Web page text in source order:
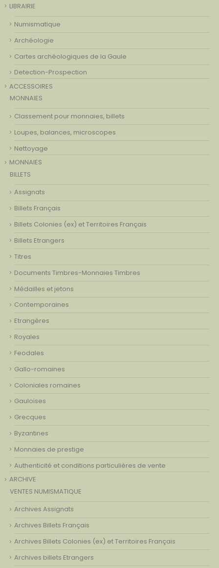
LIBRAIRIE
Numismatique
Archéologie
Cartes archéologiques de la Gaule
Detection-Prospection
ACCESSOIRES
MONNAIES
Classement pour monnaies, billets
Loupes, balances, microscopes
Nettoyage
MONNAIES
BILLETS
Assignats
Billets Français
Billets Colonies (ex) et Territoires Français
Billets Etrangers
Titres
Documents Timbres-Monnaies Timbres
Médailles et jetons
Contemporaines
Etrangères
Royales
Feodales
Gallo-romaines
Coloniales romaines
Gauloises
Grecques
Byzantines
Monnaies de prestige
Authenticité et conditions particulières de vente
ARCHIVE
VENTES NUMISMATIQUE
Archives Assignats
Archives Billets Français
Archives Billets Colonies (ex) et Territoires Français
Archives billets Etrangers